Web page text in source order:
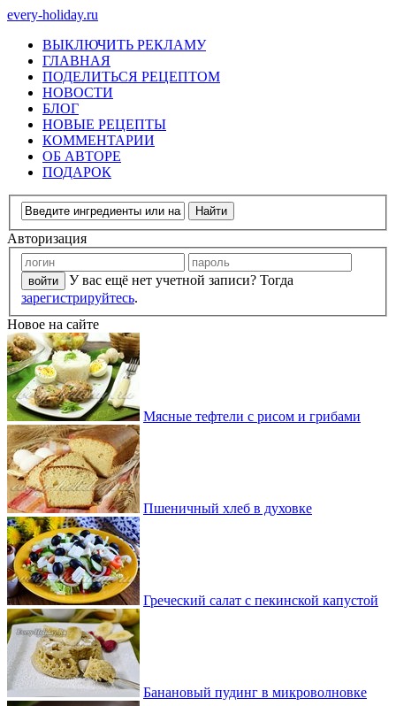
every-holiday.ru
ВЫКЛЮЧИТЬ РЕКЛАМУ
ГЛАВНАЯ
ПОДЕЛИТЬСЯ РЕЦЕПТОМ
НОВОСТИ
БЛОГ
НОВЫЕ РЕЦЕПТЫ
КОММЕНТАРИИ
ОБ АВТОРЕ
ПОДАРОК
Авторизация
У вас ещё нет учетной записи? Тогда
зарегистрируйтесь.
Новое на сайте
Мясные тефтели с рисом и грибами
Пшеничный хлеб в духовке
Греческий салат с пекинской капустой
Банановый пудинг в микроволновке